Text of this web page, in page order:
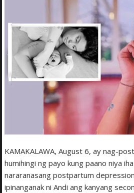
KAMAKALAWA, August 6, ay nag-
humihingi ng payo kung paano niya
nararanasang postpartum
ipinanganak ni Andi ang kanyang